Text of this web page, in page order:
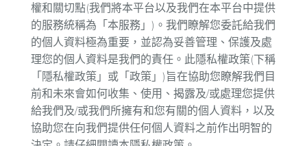
權和關切點(我們將本平台以及我們在本平台中提供
的服務統稱為「本服務」)。我們瞭解您委託給我們
的個人資料極為重要，並認為妥善管理、保護及處
理您的個人資料是我們的責任。此隱私權政策(下稱
「隱私權政策」或「政策」)旨在協助您瞭解我們目
前和未來會如何收集、使用、揭露及/或處理您提供
給我們及/或我們所擁有和您有關的個人資料，以及
協助您在向我們提供任何個人資料之前作出明智的